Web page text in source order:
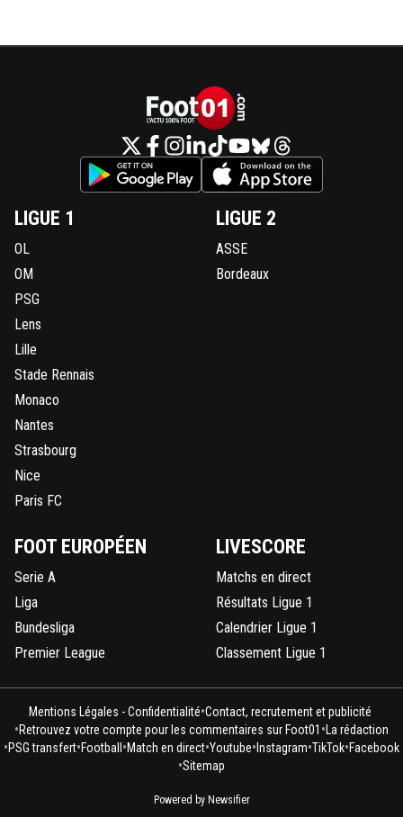
LIGUE 1
OL
OM
PSG
Lens
Lille
Stade Rennais
Monaco
Nantes
Strasbourg
Nice
Paris FC
LIGUE 2
ASSE
Bordeaux
FOOT EUROPÉEN
Serie A
Liga
Bundesliga
Premier League
LIVESCORE
Matchs en direct
Résultats Ligue 1
Calendrier Ligue 1
Classement Ligue 1
Mentions Légales - Confidentialité•Contact, recrutement et publicité
•Retrouvez votre compte pour les commentaires sur Foot01 • La rédaction
•PSG transfert•Football •Match en direct•Youtube• Instagram•TikTok•Facebook
•Sitemap
Powered by Newsifier